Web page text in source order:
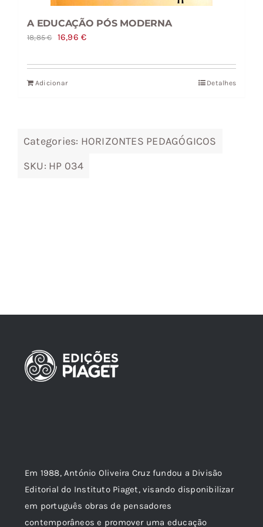
A EDUCAÇÃO PÓS MODERNA
18,85€
O
original
era:
16,96€O
atual
Adicionar Detalhes
Categories: HORIZONTES PEDAGÓGICOS
SKU: HP 034
Em 1988, António Oliveira Cruz fundou a Divisão
Editorial do Instituto Piaget, visando disponibilizar
em português obras de pensadores
contemporâneos e promover uma educação